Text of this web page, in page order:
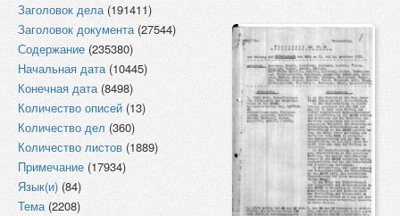
Заголовок дела(191411)
Заголовок документа(27544)
Содержание (235380)
Начальная дата(10445)
Конечная дата(8498)
Количество описей (13)
Количество дел (360)
Количество листов (1889)
Примечание (17934)
Язык(и) (84)
Тема(2208)